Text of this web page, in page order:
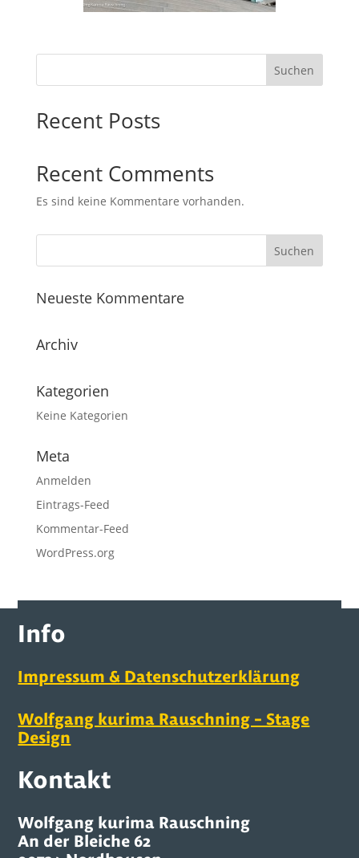
Suchen
Recent Posts
Recent Comments
Es sind keine Kommentare vorhanden.
Neueste Kommentare
Archiv
Kategorien
Keine Kategorien
Meta
Anmelden
Eintrags-Feed
Kommentar-Feed
WordPress.org
Info
Impressum & Datenschutzerklärung
Wolfgang kurima Rauschning – Stage
Design
Kontakt
Wolfgang kurima Rauschning
An der Bleiche 62